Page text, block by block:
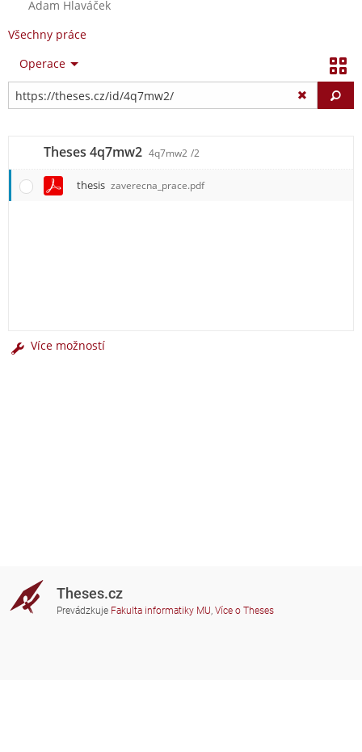
Adam Hlaváček
Všechny práce
Operace
Theses 4q7mw2 4q7mw2 /2
thesis zaverecna_prace.pdf
Více možností
Theses.cz
Prevádzkuje Fakulta informatiky MU, Více o Theses